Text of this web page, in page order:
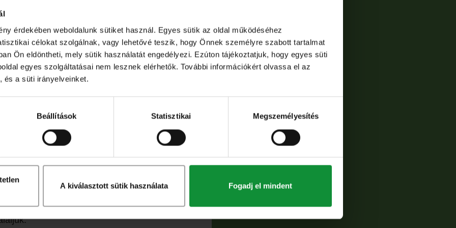
érdekében weboldalunk sütiket használ. Egyes sütik az oldal működéséhez
célokat szolgálnak, vagy lehetővé teszik, hogy Önnek személyre szabott tartalmat
Ön eldöntheti, mely sütik használatát engedélyezi. Ezúton tájékoztatjuk, hogy egyes süti
egyes szolgáltatásai nem lesznek elérhetők. További információkért olvassa el az
és a süti irányelveinket.
Beállítások Statisztikai Megszemélyesítés
A kiválasztott sütik használata Fogadj el mindent
majd egy serpenyőben aranybarnára
egy tálba halmozzuk. A parmezánt
a diót pedig száraz serpenyőben pár perc
az aromákat.
adjuk, egy keveset félreteszünk a díszítéshez.
majd közvetlenül tálalás előtt a salátára
bevonjon, tálkákba szedjük, és végül a